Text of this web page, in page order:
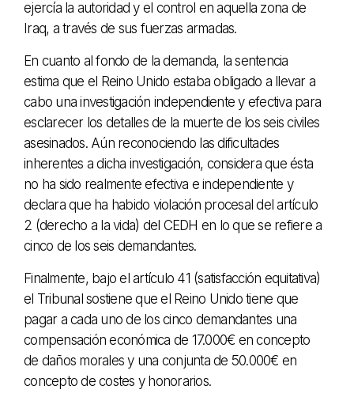
ejercía la autoridad y el control en aquella zona de
Iraq, a través de sus fuerzas armadas.
En cuanto al fondo de la demanda, la sentencia
estima que el Reino Unido estaba obligado a llevar a
cabo una investigación independiente y efectiva para
esclarecer los detalles de la muerte de los seis civiles
asesinados. Aún reconociendo las dificultades
inherentes a dicha investigación, considera que ésta
no ha sido realmente efectiva e independiente y
declara que ha habido violación procesal del artículo
2 (derecho a la vida) del CEDH en lo que se refiere a
cinco de los seis demandantes.
Finalmente, bajo el artículo 41 (satisfacción equitativa)
el Tribunal sostiene que el Reino Unido tiene que
pagar a cada uno de los cinco demandantes una
compensación económica de 17.000€ en concepto
de daños morales y una conjunta de 50.000€ en
concepto de costes y honorarios.